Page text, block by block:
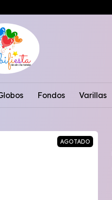
Fondos Varillas
AGOTADO